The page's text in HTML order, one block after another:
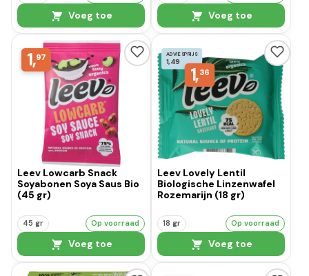
Voeg toe Voeg toe
1,97
Leev Lowcarb Snack
Soyabonen Soya Saus Bio
(45 gr)
45 gr Op voorraad
Voeg toe
ADVIESPRIJS
1,49
1,36
Leev Lovely Lentil
Biologische Linzenwafel
Rozemarijn (18 gr)
18 gr Op voorraad
Voeg toe